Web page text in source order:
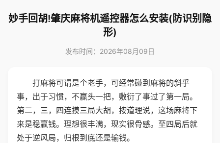
妙手回胡!肇庆麻将机遥控器怎么安装(防识别隐
形)
发布时间：2026年08月09日
打麻将可谓是个老手，可经常碰到麻将的斜乎
事，出于习惯，不赢头一把，敷衍了事过了第一局。
第二，三，四连摸三局大胡，按道理说，这场麻将下
来是稳赢钱。理想很丰满，现实很骨感。至四局后就
处于逆风局，归根到底还是输钱。